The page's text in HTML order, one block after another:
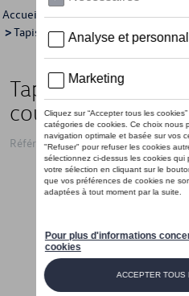
Accueil >Catalogue Volkswagen >
>Tapis et coquilles de coffre >
Tapis de coffre,
court, Anthracite
Référence: 7H0061160